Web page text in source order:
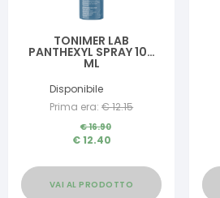
TONIMER LAB
PANTHEXYL SPRAY 100
ML
Disponibile
Prima era: €12.15
€16.90
€12.40
VAI AL PRODOTTO